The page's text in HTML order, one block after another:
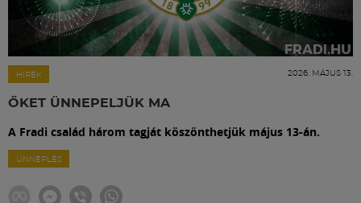
HÍREK 2026. MÁJUS 13.
ŐKET ÜNNEPELJÜK MA
A Fradi család három tagját köszönthetjük május 13-án.
ÜNNEPLÉS
Hírek
Labdarúgás
Szakosztályok
Meccscenter